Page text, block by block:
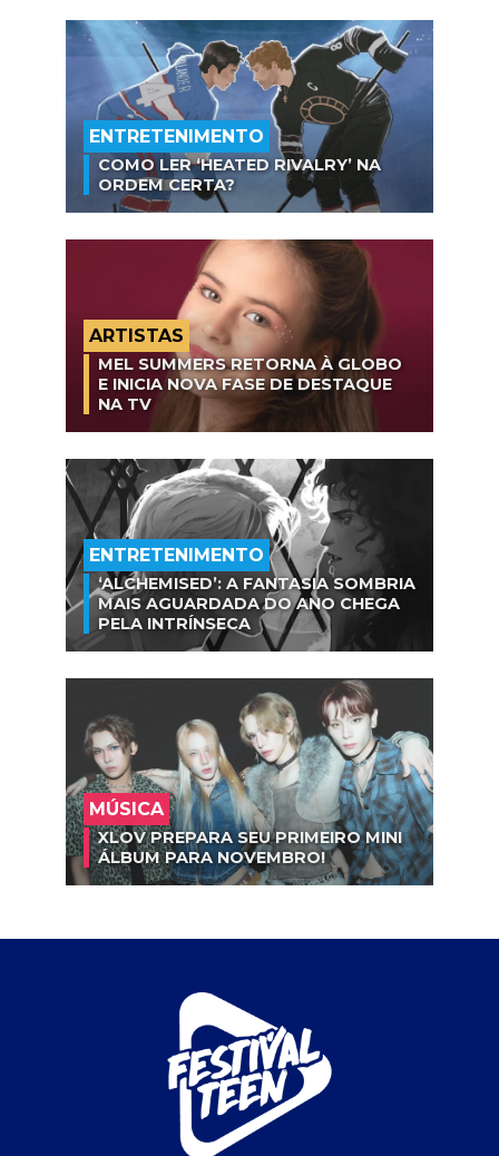
ENTRETENIMENTO
COMO LER ‘HEATED RIVALRY’ NA
ORDEM CERTA?
ARTISTAS
MEL SUMMERS RETORNA À GLOBO
E INICIA NOVA FASE DE DESTAQUE
NA TV
ENTRETENIMENTO
‘ALCHEMISED’: A FANTASIA SOMBRIA
MAIS AGUARDADA DO ANO CHEGA
PELA INTRÍNSECA
MÚSICA
XLOV PREPARA SEU PRIMEIRO MINI
ÁLBUM PARA NOVEMBRO!